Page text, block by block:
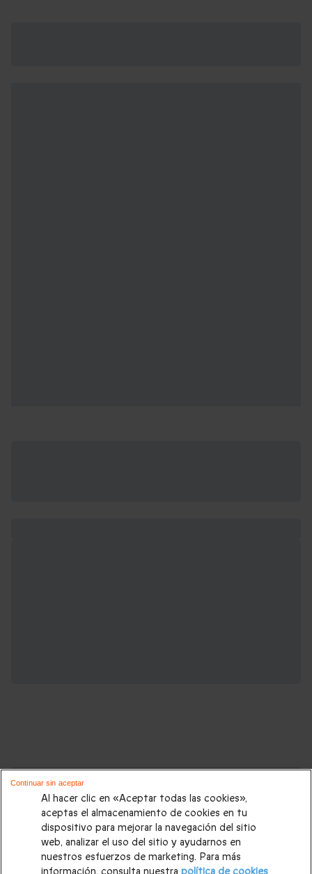
Cajas regalo que podrían interesarte:
Regalos Navidad |Regalos para hombre Navidad|
para mujer Navidad|Regalos de Reyes|Regalos de boda
Regalos de cumpleaños| Regalos para mujer|Regalos para
Al hacer clic en «Aceptar todas las cookies»,
aceptas el almacenamiento de cookies en tu
dispositivo para mejorar la navegación del sitio
web, analizar el uso del sitio y ayudarnos en
nuestros esfuerzos de marketing. Para más
Continuar sin aceptar